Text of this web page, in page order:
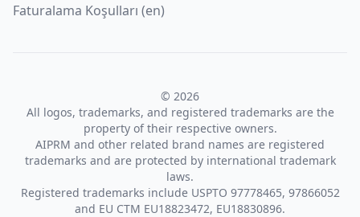
Faturalama Koşulları (en)
© 2026
All logos, trademarks, and registered trademarks are the
property of their respective owners.
AIPRM and other related brand names are registered
trademarks and are protected by international trademark
laws.
Registered trademarks include USPTO 97778465, 97866052
and EU CTM EU18823472, EU18830896.